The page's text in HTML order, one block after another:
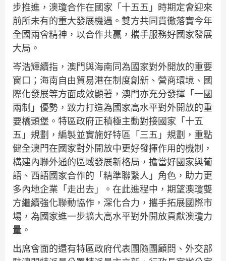
步推進，澳瓊合作在國家「十五五」時期定會迎來
前所未有的重大發展機遇。雙方共同貫徹落實今年
全國兩會精神，以合作共贏，攜手服務好國家發展
大局。
岑浩輝續指，澳門與海南同為國家對外開放的重要
窗口；海南自由貿易港在制度創新、營商環境、國
際化發展等方面成效顯著，澳門亦充分發揮「一國
兩制」優勢，致力打造為國家高水平對外開放的重
要橋頭堡。特區政府正積極主動對接國家「十五
五」規劃，編製並實施好特區「三五」規劃，重點
健全澳門在國家對外開放中更好發揮作用的機制，
構建內聯外通的區域發展新格局，擔當好國家與葡
語、西語國家合作的「精準聯繫人」角色，助力更
多內地企業「走出去」。在此進程中，期望澳瓊雙
方繼續強化聯動協作，深化合力，攜手拓展國際市
場，為國家進一步擴大高水平對外開放貢獻澳瓊力
量。
出席會面的還有特區政府代表團隨團顧問、外交部